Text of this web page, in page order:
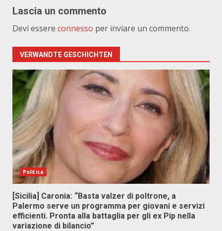
Lascia un commento
Devi essere connesso per inviare un commento.
VERWANDTE GESCHICHTEN
Politica
[Sicilia] Caronia: “Basta valzer di poltrone, a
Palermo serve un programma per giovani e servizi
efficienti. Pronta alla battaglia per gli ex Pip nella
variazione di bilancio”